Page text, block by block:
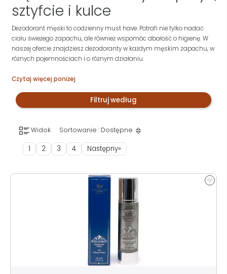
sztyfcie i kulce
Dezodorant męski to codzienny must have. Potrafi nie tylko nadać
ciału świeżego zapachu, ale również wspomóc dbałość o higienę. W
naszej ofercie znajdziesz dezodoranty w każdym męskim zapachu, w
różnych pojemnościach i o różnym działaniu.
Czytaj więcej poniżej
Filtruj według
Widok Sortowanie : Dostępne
1 2 3 4 Następny»